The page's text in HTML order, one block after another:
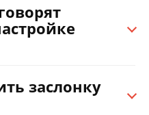
заслонку